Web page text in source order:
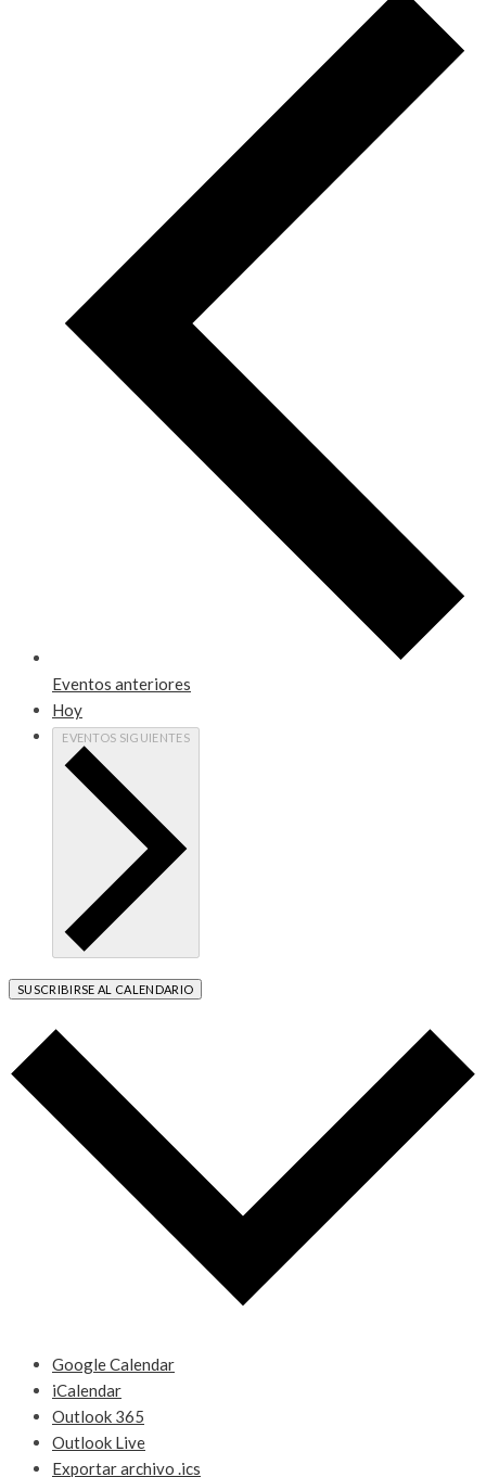
Eventos anteriores
Hoy
EVENTOS SIGUIENTES
SUSCRIBIRSE AL CALENDARIO
Google Calendar
iCalendar
Outlook 365
Outlook Live
Exportar archivo .ics